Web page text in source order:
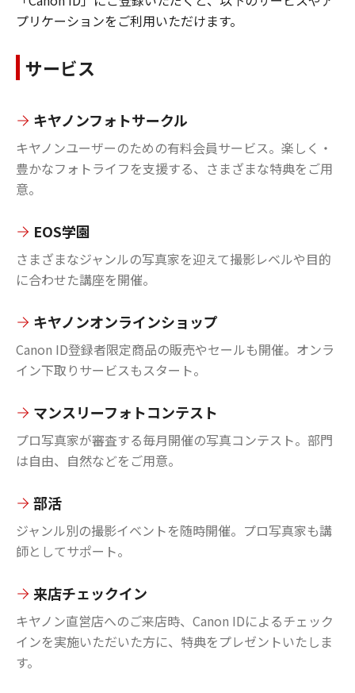
プリケーションをご利用いただけます。
サービス
キヤノンフォトサークル
キヤノンユーザーのための有料会員サービス。楽しく・
豊かなフォトライフを支援する、さまざまな特典をご用
意。
EOS学園
さまざまなジャンルの写真家を迎えて撮影レベルや目的
に合わせた講座を開催。
キヤノンオンラインショップ
Canon ID登録者限定商品の販売やセールも開催。オンラ
イン下取りサービスもスタート。
マンスリーフォトコンテスト
プロ写真家が審査する毎月開催の写真コンテスト。部門
は自由、自然などをご用意。
部活
ジャンル別の撮影イベントを随時開催。プロ写真家も講
師としてサポート。
来店チェックイン
キヤノン直営店へのご来店時、Canon IDによるチェック
インを実施いただいた方に、特典をプレゼントいたしま
す。